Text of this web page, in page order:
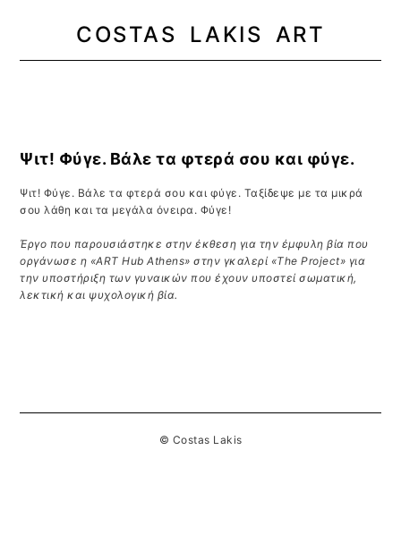
COSTAS LAKIS ART
Ψιτ! Φύγε. Βάλε τα φτερά σου και φύγε.
Ψιτ! Φύγε. Βάλε τα φτερά σου και φύγε. Ταξίδεψε με τα μικρά
σου λάθη και τα μεγάλα όνειρα. Φύγε!
Έργο που παρουσιάστηκε στην έκθεση για την έμφυλη βία που
οργάνωσε η «ART Hub Athens»στην γκαλερί «The Project» για
την υποστήριξη των γυναικών που έχουν υποστεί σωματική,
λεκτική και ψυχολογική βία.
© Costas Lakis